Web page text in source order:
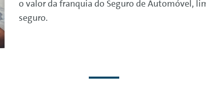
o valor da franquia do Seguro de Automóvel,
seguro.